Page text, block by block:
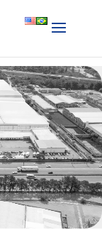
English
Português